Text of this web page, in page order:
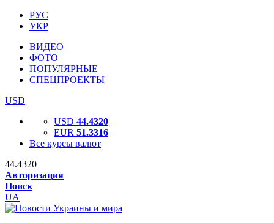
РУС
УКР
ВИДЕО
ФОТО
ПОПУЛЯРНЫЕ
СПЕЦПРОЕКТЫ
USD
USD 44.4320
EUR 51.3316
Все курсы валют
44.4320
Авторизация
Поиск
UA